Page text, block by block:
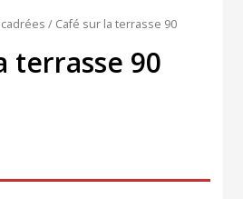
/ Café sur la terrasse 90
terrasse 90